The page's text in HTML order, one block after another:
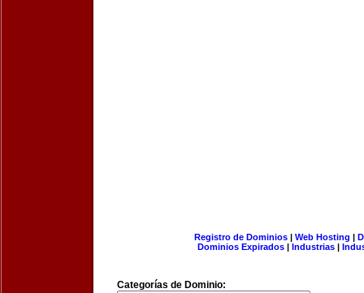
Registro de Dominios| Web Hosting |
Dominios Expirados | Industrias |
Categorías de Dominio: